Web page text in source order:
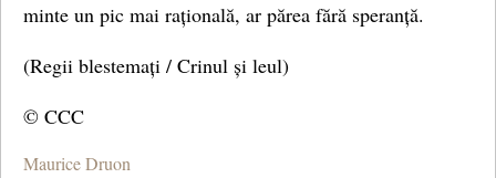
minte un pic mai rațională, ar părea fără speranță.
(Regii blestemați / Crinul și leul)
© CCC
Maurice Druon